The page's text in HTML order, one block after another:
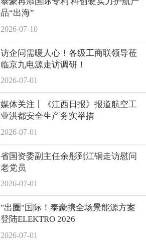
品“出海”
2026-07-10
访企问需暖人心！各级工商联领导莅
临京九电源走访调研！
2026-07-01
媒体关注丨《江西日报》报道航空工
业洪都安全生产务实举措
2026-07-01
省国资委副主任余彤到江铜走访慰问
老党员
2026-07-01
"出圈"国际！泰豪携全场景能源方案
登陆ELEKTRO 2026
2026-07-01